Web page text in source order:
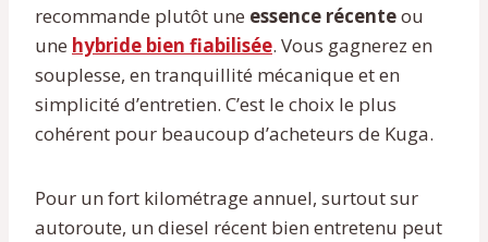
recommande plutôt une essence récenteou
une hybride bien fiabilisée. Vous gagnerez en
souplesse, en tranquillité mécanique et en
simplicité d’entretien. C’est le choix le plus
cohérent pour beaucoup d’acheteurs de Kuga.
Pour un fort kilométrage annuel, surtout sur
autoroute, un diesel récent bien entretenu peut